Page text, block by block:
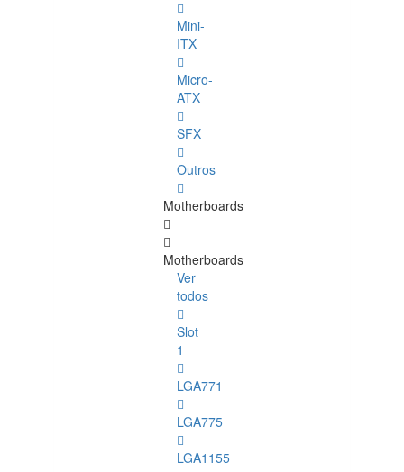
Mini-
ITX
Micro-
ATX
SFX
Outros
Motherboards
Motherboards
Ver
todos
Slot
1
LGA771
LGA775
LGA1155